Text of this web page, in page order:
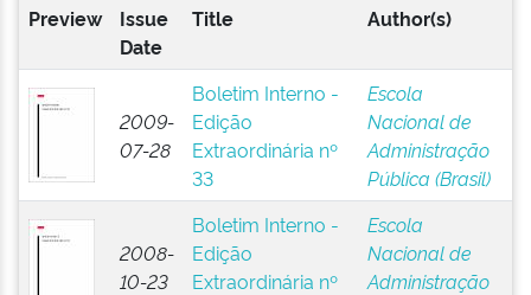
Preview
Issue
Date
Title Author(s)
2009-
07-28
Boletim Interno -
Edição
Extraordinária nº
33
Escola
Nacional de
Administração
Pública (Brasil)
2008-
10-23
Boletim Interno -
Edição
Extraordinária nº
Escola
Nacional de
Administração